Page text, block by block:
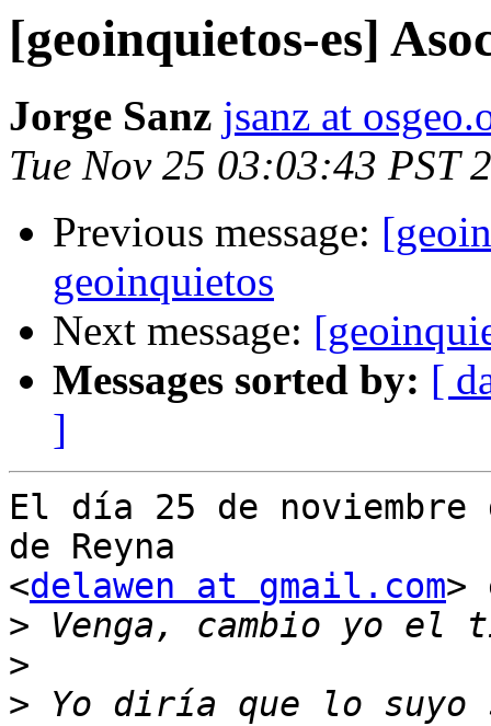
[geoinquietos-es]
Jorge Sanz jsanz at
Tue Nov 25 03:03:43 PST
Previous message:
geoinquietos
Next message:
Messages sorted by: [
]
El día 25 de
de Reyna
<delawen at gmail.com>
>
>
> Yo diría que lo suyo